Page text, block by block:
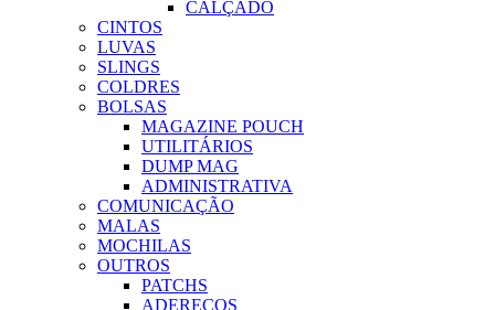
CALÇADO
CINTOS
LUVAS
SLINGS
COLDRES
BOLSAS
MAGAZINE POUCH
UTILITÁRIOS
DUMP MAG
ADMINISTRATIVA
COMUNICAÇÃO
MALAS
MOCHILAS
OUTROS
PATCHS
ADEREÇOS